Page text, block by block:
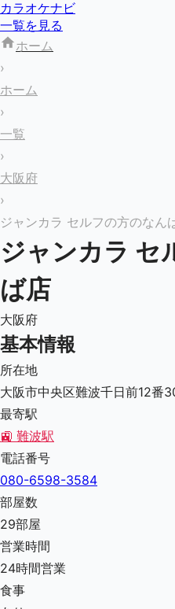
カラオケナビ
一覧を見る
ホーム
›
ホーム
›
一覧
›
大阪府
›
ジャンカラ セルフの方のなん
ジャンカラ セ
ば店
大阪府
基本情報
所在地
大阪市中央区難波千日前12番
最寄駅
🚉 難波駅
電話番号
080-6598-3584
部屋数
29部屋
営業時間
24時間営業
食事